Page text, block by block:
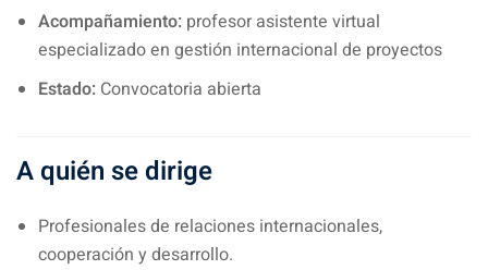
Acompañamiento: profesor asistente virtual
especializado en gestión internacional de proyectos
Estado: Convocatoria abierta
A quién se dirige
Profesionales de relaciones internacionales,
cooperación y desarrollo.